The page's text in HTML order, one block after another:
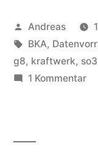
Veröffentlicht
von
Andreas
Schlagwörter:
BKA,
g8, kraftwerk,
1 Kommentarzu